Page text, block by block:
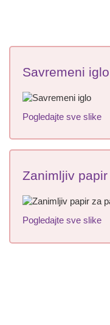
Savremeni iglo
Pogledajte sve slike
Zanimljiv
Pogledajte sve slike